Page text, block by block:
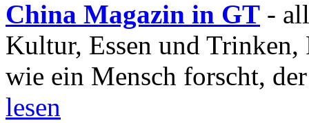
China Magazin in GT -
Kultur, Essen und
wie ein Mensch forscht,
lesen